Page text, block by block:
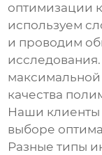
оптимизации
используем
и проводим
качества
Наши клиенты
выборе
Разные типы